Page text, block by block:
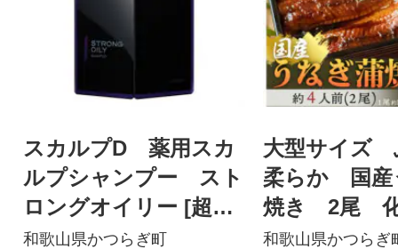
スカルプD 薬用スカ
ルプシャンプー スト
ロングオイリー [超脂
性肌用]
和歌山県かつらぎ町
大型サイズ
柔らか 国産
焼き 2尾 化
和歌山県かつらぎ